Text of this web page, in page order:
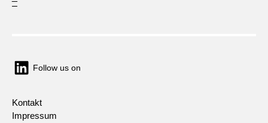
–
Follow us on
Kontakt
Impressum